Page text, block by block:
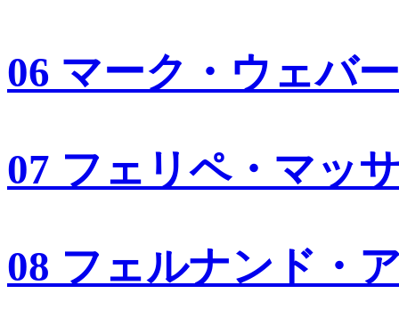
06 マーク・ウェバー
07 フェリペ・マッ
08 フェルナンド・